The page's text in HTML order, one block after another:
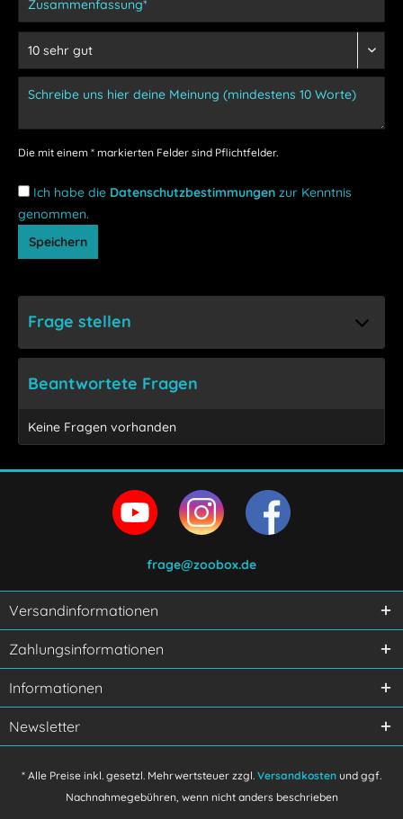
Die mit einem * markierten Felder sind Pflichtfelder.
Ich habe die Datenschutzbestimmungen zur Kenntnis
genommen.
Speichern
Frage stellen
Ich habe die
verstanden und stimme zu.
Mit * gekennzeichnete Felder sind Pflichtfelder.
Senden
Beantwortete Fragen
Keine Fragen vorhanden
frage@zoobox.de
Versandinformationen
Zahlungsinformationen
Informationen
Newsletter
* Alle Preise inkl. gesetzl. Mehrwertsteuer zzgl. Versandkosten und ggf.
Nachnahmegebühren, wenn nicht anders beschrieben